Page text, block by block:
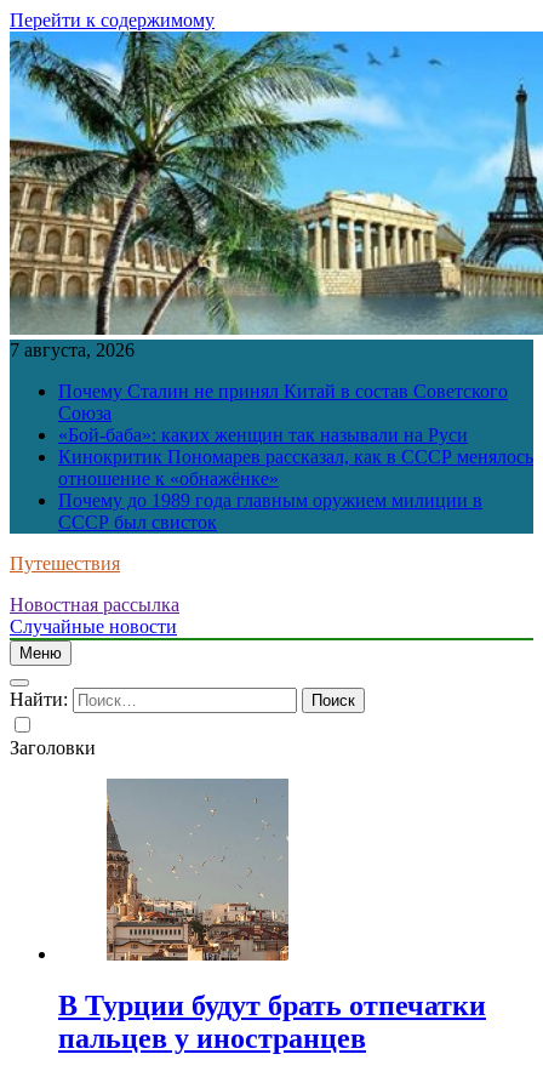
Перейти к содержимому
7 августа, 2026
Почему Сталин не принял Китай в состав Советского
Союза
«Бой-баба»: каких женщин так называли на Руси
Кинокритик Пономарев рассказал, как в СССР менялось
отношение к «обнажёнке»
Почему до 1989 года главным оружием милиции в
СССР был свисток
Путешествия
Новостная рассылка
Случайные новости
Меню
Найти:
Заголовки
В Турции будут брать отпечатки
пальцев у иностранцев